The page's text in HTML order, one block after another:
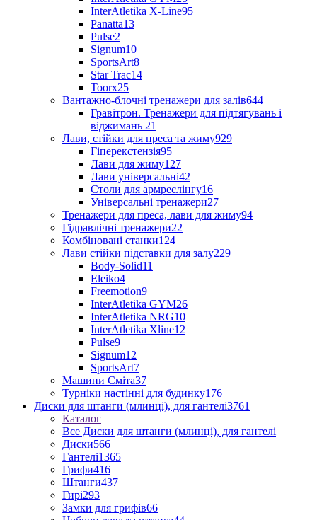
InterAtletika X-Line95
Panatta13
Pulse2
Signum10
SportsArt8
Star Trac14
Toorx25
Вантажно-блочні тренажери для залів644
Гравітрон. Тренажери для підтягувань і
віджимань 21
Лави, стійки для преса та жиму929
Гіперекстензія95
Лави для жиму127
Лави універсальні42
Столи для армреслінгу16
Універсальні тренажери27
Тренажери для преса, лави для жиму94
Гідравлічні тренажери22
Комбіновані станки124
Лави стійки підставки для залу229
Body-Solid11
Eleiko4
Freemotion9
InterAtletika GYM26
InterAtletika NRG10
InterAtletika Xline12
Pulse9
Signum12
SportsArt7
Машини Сміта37
Турніки настінні для будинку176
Диски для штанги (млинці), для гантелі3761
Каталог
Все Диски для штанги (млинці), для гантелі
Диски566
Гантелі1365
Грифи416
Штанги437
Гирі293
Замки для грифів66